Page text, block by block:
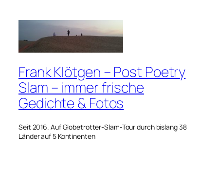
Frank Klötgen – Post Poetry
Slam – immer frische
Gedichte & Fotos
Seit 2016. Auf Globetrotter-Slam-Tour durch bislang 38
Länder auf 5 Kontinenten